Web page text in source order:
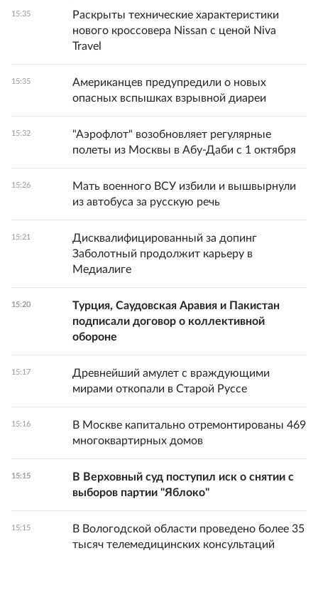
15:35
Раскрыты технические характеристики
нового кроссовера Nissan с ценой Niva
Travel
15:35
Американцев предупредили о новых
опасных вспышках взрывной диареи
15:32
"Аэрофлот" возобновляет регулярные
полеты из Москвы в Абу-Даби с 1 октября
15:26
Мать военного ВСУ избили и вышвырнули
из автобуса за русскую речь
15:21
Дисквалифицированный за допинг
Заболотный продолжит карьеру в
Медиалиге
15:20
Турция, Саудовская Аравия и Пакистан
подписали договор о коллективной
обороне
15:17
Древнейший амулет с враждующими
мирами откопали в Старой Руссе
15:16
В Москве капитально отремонтированы 469
многоквартирных домов
15:15
В Верховный суд поступил иск о снятии с
выборов партии "Яблоко"
15:15
В Вологодской области проведено более 35
тысяч телемедицинских консультаций